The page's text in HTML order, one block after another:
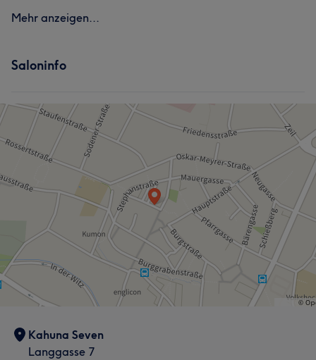
Mehr anzeigen...
Saloninfo
Kahuna Seven
Langgasse 7